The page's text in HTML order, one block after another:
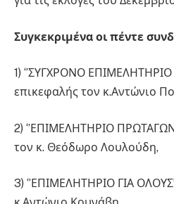
Συγκεκριμένα οι πέντε
1) ‘’ΣΥΓΧΡΟΝΟ
επικεφαλής τον κ.Αντώνιο
2) ‘’ΕΠΙΜΕΛΗΤΗΡΙΟ
τον κ. Θεόδωρο Λουλούδη,
3) ‘’ΕΠΙΜΕΛΗΤΗΡΙΟ ΓΙΑ